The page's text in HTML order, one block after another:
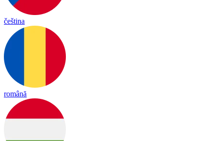
čeština
română